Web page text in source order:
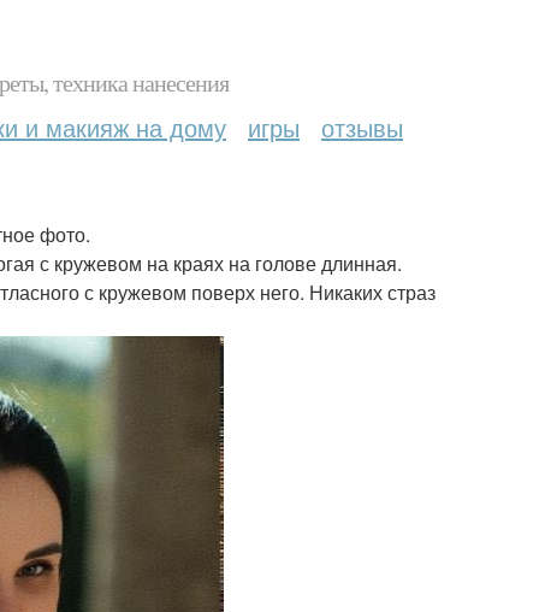
техника нанесения
и макияж на дому игры отзывы
фото.
с кружевом на краях на голове длинная.
с кружевом поверх него. Никаких страз